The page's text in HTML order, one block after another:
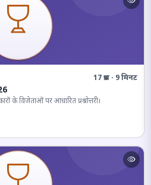
17 प्रश्न · 9 मिनट
के विजेताओं पर आधारित प्रश्नोत्तरी।